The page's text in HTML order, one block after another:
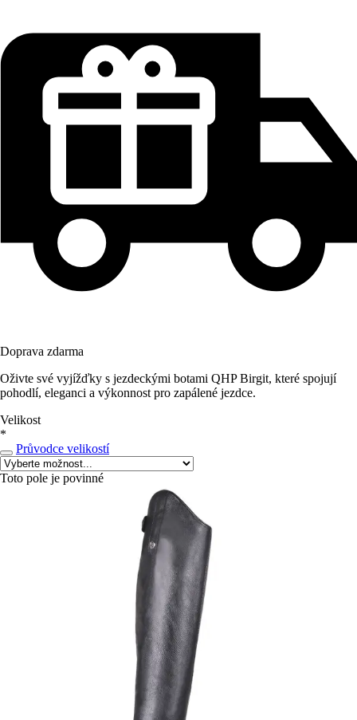
Doprava zdarma
Oživte své vyjížďky s jezdeckými botami QHP Birgit, které spojují
pohodlí, eleganci a výkonnost pro zapálené jezdce.
Velikost
*
Průvodce velikostí
Toto pole je povinné